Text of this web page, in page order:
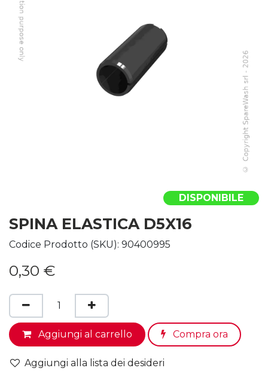
DISPONIBILE
SPINA ELASTICA D5X16
Codice Prodotto (SKU): 90400995
0,30 €
Aggiungi al carrello Compra ora
Aggiungi alla lista dei desideri